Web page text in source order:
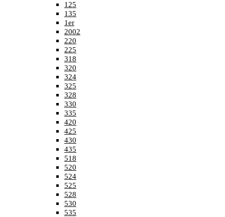
125
135
1er
2002
220
225
318
320
324
325
328
330
335
420
425
430
435
518
520
524
525
528
530
535